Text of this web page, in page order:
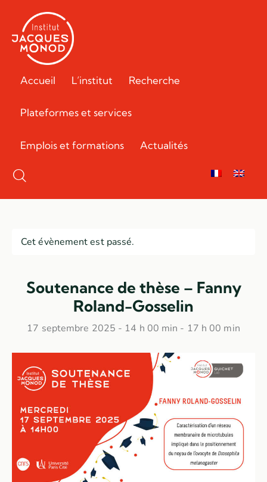
Accueil L’institut Recherche
Plateformes et services
Emplois et formations Actualités
Cet évènement est passé.
Soutenance de thèse – Fanny
Roland-Gosselin
17 septembre 2025 - 14 h 00 min - 17 h 00 min